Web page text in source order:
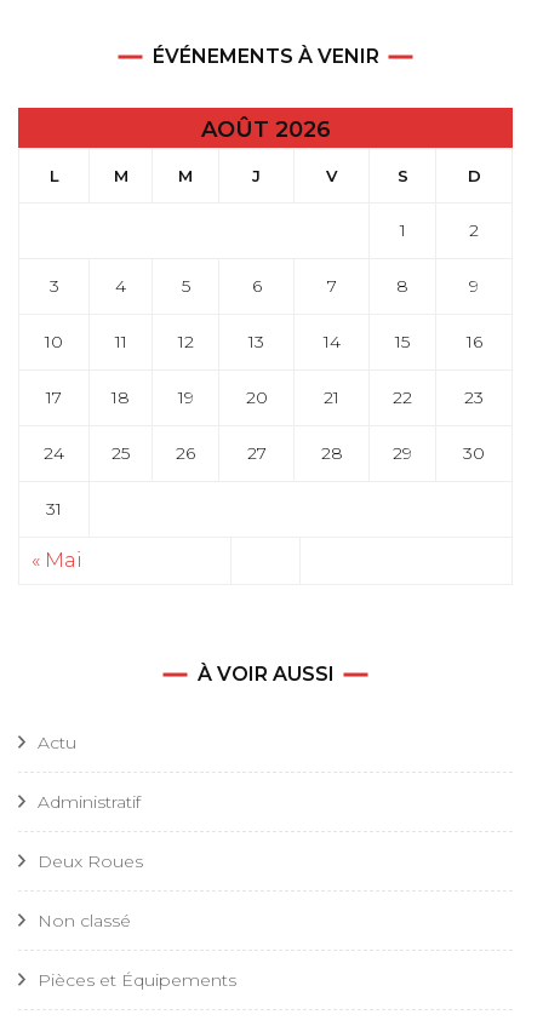
ÉVÉNEMENTS À VENIR
AOÛT 2026
L M M J V S D
1 2
3 4 5 6 7 8 9
10 11 12 13 14 15 16
17 18 19 20 21 22 23
24 25 26 27 28 29 30
31
« Mai
À VOIR AUSSI
Actu
Administratif
Deux Roues
Non classé
Pièces et Équipements